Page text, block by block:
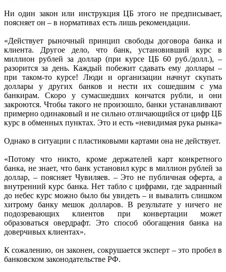
Ни один закон или инструкция ЦБ этого не предписывает,
поясняет он – в нормативах есть лишь рекомендации.
«Действует рыночный принцип свободы договора банка и
клиента. Другое дело, что банк, установивший курс в
миллион рублей за доллар (при курсе ЦБ 60 руб./долл.), –
разорится за день. Каждый побежит сдавать ему доллары –
при таком-то курсе! Люди и организации начнут скупать
доллары у других банков и нести их сошедшим с ума
банкирам. Скоро у сумасшедших кончатся рубли, и они
закроются. Чтобы такого не произошло, банки устанавливают
примерно одинаковый и не сильно отличающийся от цифр ЦБ
курс в обменных пунктах. Это и есть «невидимая рука рынка»
Однако в ситуации с пластиковыми картами она не действует.
«Потому что никто, кроме держателей карт конкретного
банка, не знает, что банк установил курс в миллион рублей за
доллар, – поясняет Чувиляев. – Это не публичная оферта, а
внутренний курс банка. Нет табло с цифрами, где задранный
до небес курс можно было бы увидеть – и вывалить слишком
хитрому банку мешок долларов. В результате у ничего не
подозревающих клиентов при конвертации может
образоваться овердрафт. Это способ обогащения банка на
доверчивых клиентах».
К сожалению, он законен, сокрушается эксперт – это пробел в
банковском законодательстве РФ.